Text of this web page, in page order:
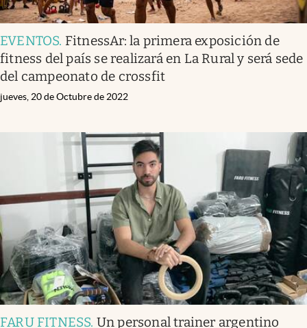
EVENTOS. FitnessAr: la primera exposición de
fitness del país se realizará en La Rural y será sede
del campeonato de crossfit
jueves, 20 de Octubre de 2022
FARU FITNESS. Un personal trainer argentino